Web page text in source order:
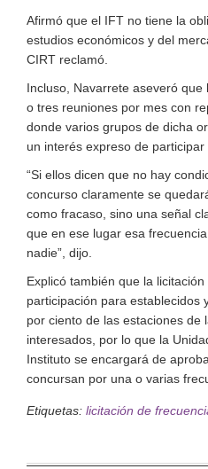
Afirmó que el IFT no tiene la
estudios económicos y del
CIRT reclamó.
Incluso, Navarrete aseveró
o tres reuniones por mes con
donde varios grupos de dicha
un interés expreso de participar
“Si ellos dicen que no hay
concurso claramente se
como fracaso, sino una señal
que en ese lugar esa
nadie”, dijo.
Explicó también que la
participación para establecidos
por ciento de las estaciones de
interesados, por lo que la
Instituto se encargará de
concursan por una o varias
Etiquetas: licitación de